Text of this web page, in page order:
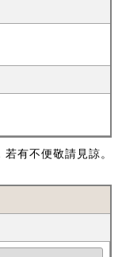
有不便敬請見諒。